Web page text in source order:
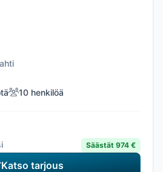
10 henkilöä
Säästät 974 €
Katso tarjous